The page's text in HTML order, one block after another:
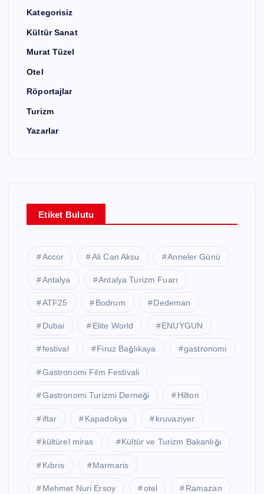
Kategorisiz
Kültür Sanat
Murat Tüzel
Otel
Röportajlar
Turizm
Yazarlar
Etiket Bulutu
Accor Ali Can Aksu Anneler Günü
Antalya Antalya Turizm Fuarı
ATF25 Bodrum Dedeman
Dubai Elite World ENUYGUN
festival Firuz Bağlıkaya gastronomi
Gastronomi Film Festivali
Gastronomi Turizmi Derneği Hilton
iftar Kapadokya kruvaziyer
kültürel miras Kültür ve Turizm Bakanlığı
Kıbrıs Marmaris
Mehmet Nuri Ersoy otel Ramazan